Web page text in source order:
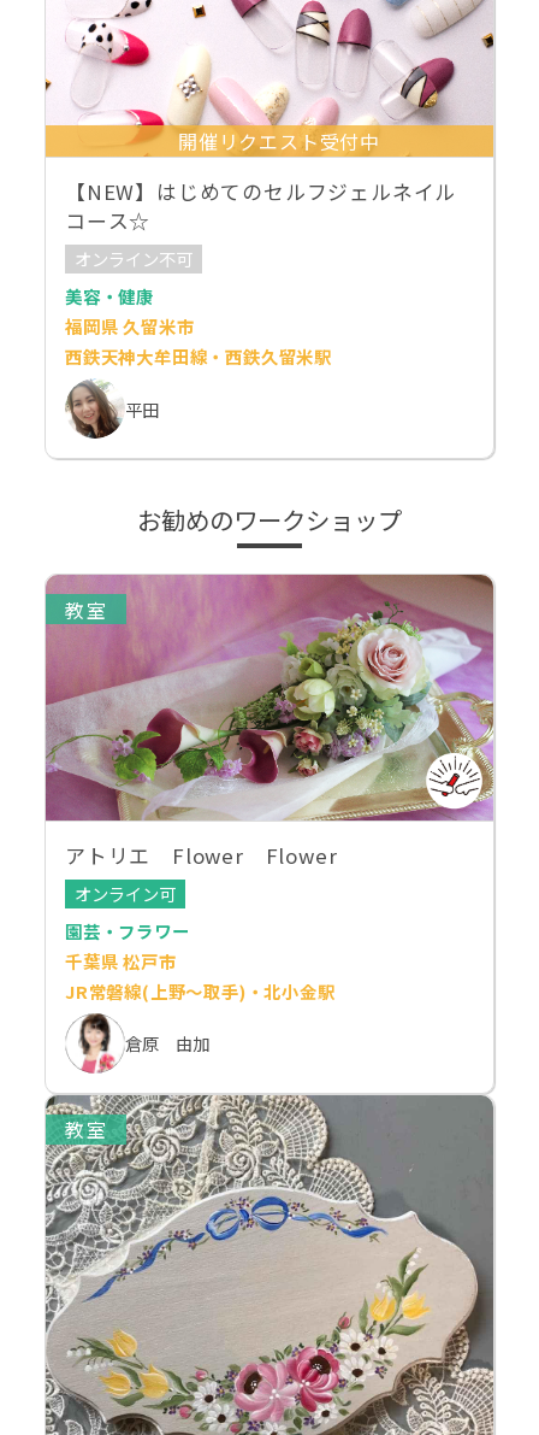
開催リクエスト受付中
【NEW】はじめてのセルフジェルネイル
コース☆
オンライン不可
美容・健康
福岡県 久留米市
西鉄天神大牟田線・西鉄久留米駅
平田
お勧めのワークショップ
教室
アトリエ Flower Flower
オンライン可
園芸・フラワー
千葉県 松戸市
JR常磐線(上野～取手)・北小金駅
倉原 由加
教室